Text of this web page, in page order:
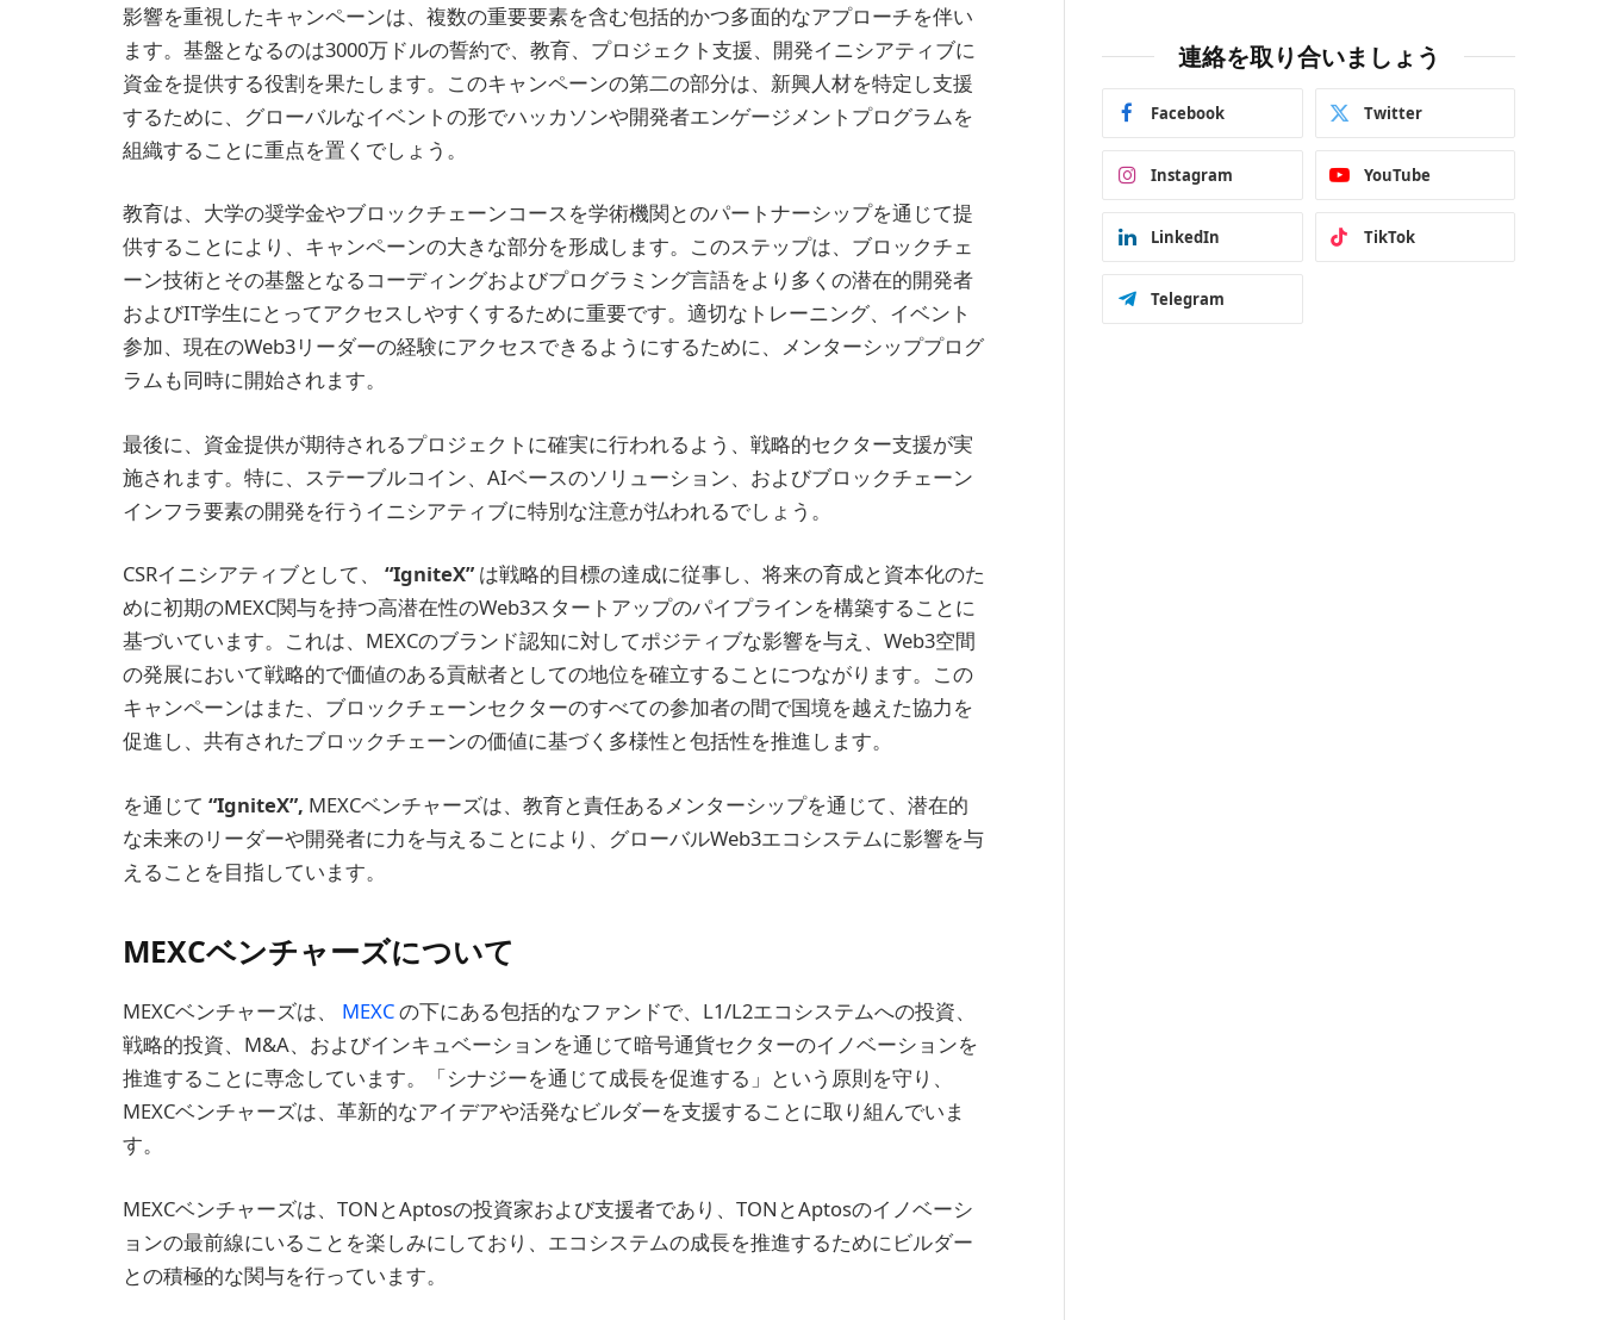
影響を重視したキャンペーンは、複数の重要要素を含む包括的かつ多面的なアプローチを伴い
ます。基盤となるのは3000万ドルの誓約で、教育、プロジェクト支援、開発イニシアティブに
資金を提供する役割を果たします。このキャンペーンの第二の部分は、新興人材を特定し支援
するために、グローバルなイベントの形でハッカソンや開発者エンゲージメントプログラムを
組織することに重点を置くでしょう。
教育は、大学の奨学金やブロックチェーンコースを学術機関とのパートナーシップを通じて提
供することにより、キャンペーンの大きな部分を形成します。このステップは、ブロックチェ
ーン技術とその基盤となるコーディングおよびプログラミング言語をより多くの潜在的開発者
およびIT学生にとってアクセスしやすくするために重要です。適切なトレーニング、イベント
参加、現在のWeb3リーダーの経験にアクセスできるようにするために、メンターシッププログ
ラムも同時に開始されます。
最後に、資金提供が期待されるプロジェクトに確実に行われるよう、戦略的セクター支援が実
施されます。特に、ステーブルコイン、AIベースのソリューション、およびブロックチェーン
インフラ要素の開発を行うイニシアティブに特別な注意が払われるでしょう。
CSRイニシアティブとして、 “IgniteX” は戦略的目標の達成に従事し、将来の育成と資本化のた
めに初期のMEXC関与を持つ高潜在性のWeb3スタートアップのパイプラインを構築することに
基づいています。これは、MEXCのブランド認知に対してポジティブな影響を与え、Web3空間
の発展において戦略的で価値のある貢献者としての地位を確立することにつながります。この
キャンペーンはまた、ブロックチェーンセクターのすべての参加者の間で国境を越えた協力を
促進し、共有されたブロックチェーンの価値に基づく多様性と包括性を推進します。
を通じて “IgniteX”, MEXCベンチャーズは、教育と責任あるメンターシップを通じて、潜在的
な未来のリーダーや開発者に力を与えることにより、グローバルWeb3エコシステムに影響を与
えることを目指しています。
MEXCベンチャーズについて
MEXCベンチャーズは、 MEXCの下にある包括的なファンドで、L1/L2エコシステムへの投資、
戦略的投資、M&A、およびインキュベーションを通じて暗号通貨セクターのイノベーションを
推進することに専念しています。「シナジーを通じて成長を促進する」という原則を守り、
MEXCベンチャーズは、革新的なアイデアや活発なビルダーを支援することに取り組んでいま
す。
MEXCベンチャーズは、TONとAptosの投資家および支援者であり、TONとAptosのイノベーシ
ョンの最前線にいることを楽しみにしており、エコシステムの成長を推進するためにビルダー
との積極的な関与を行っています。
連絡を取り合いましょう
Facebook Twitter
Instagram YouTube
LinkedIn TikTok
Telegram